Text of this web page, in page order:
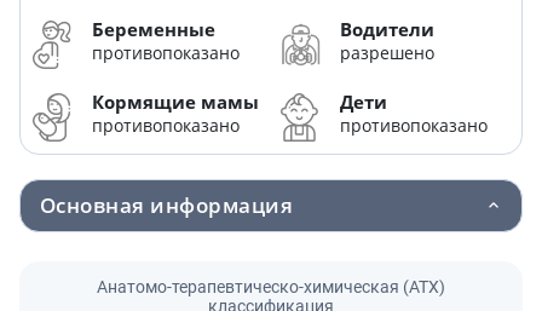
Беременные
противопоказано
Водители
разрешено
Кормящие мамы
противопоказано
Дети
противопоказано
Основная информация
Анатомо-терапевтическо-химическая (АТХ)
классификация